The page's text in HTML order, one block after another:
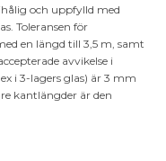
och uppfylld med
Toleransen för
en längd till 3,5 m, samt
avvikelse i
i 3-lagers glas) är 3 mm
kantlängder är den